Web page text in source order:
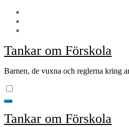
Tankar om Förskola
Barnen, de vuxna och reglerna kring
Tankar om Förskola